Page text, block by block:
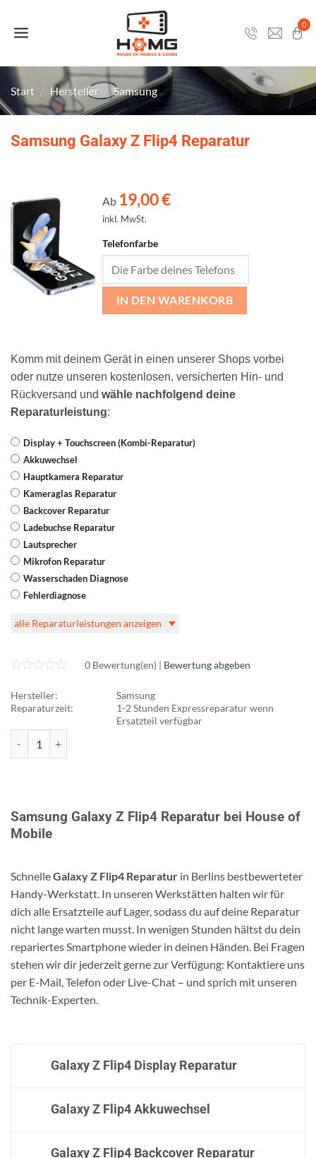
Inhalt
0
Start / Hersteller / Samsung
Samsung Galaxy Z Flip4 Reparatur
Komm mit deinem Gerät in einen unserer Shops vorbei
oder nutze unseren kostenlosen, versicherten Hin- und
Rückversand und wähle nachfolgend deine
Reparaturleistung:
Display + Touchscreen (Kombi-Reparatur)
Akkuwechsel
Hauptkamera Reparatur
Kameraglas Reparatur
Backcover Reparatur
Ladebuchse Reparatur
Lautsprecher
Mikrofon Reparatur
Wasserschaden Diagnose
Fehlerdiagnose
alle Reparaturleistungen anzeigen
0 Bewertung(en) | Bewertung abgeben
Hersteller:
Samsung
Reparaturzeit:
1-2 Stunden Expressreparatur wenn
Ersatzteil verfügbar
Telefonfarbe
IN DEN WARENKORB
Ab 19,00€
inkl. MwSt.
Samsung Galaxy Z Flip4 Reparatur bei House of
Mobile
SchnelleGalaxy Z Flip4 Reparatur in Berlins bestbewerteter
Handy-Werkstatt. In unseren Werkstätten halten wir für
dich alle Ersatzteile auf Lager, sodass du auf deine Reparatur
nicht lange warten musst. In wenigen Stunden hältst du dein
repariertes Smartphone wieder in deinen Händen. Bei Fragen
stehen wir dir jederzeit gerne zur Verfügung: Kontaktiere uns
per E-Mail, Telefon oder Live-Chat – und sprich mit unseren
Technik-Experten.
Galaxy Z Flip4 Display Reparatur
Galaxy Z Flip4 Akkuwechsel
Galaxy Z Flip4 Backcover Reparatur